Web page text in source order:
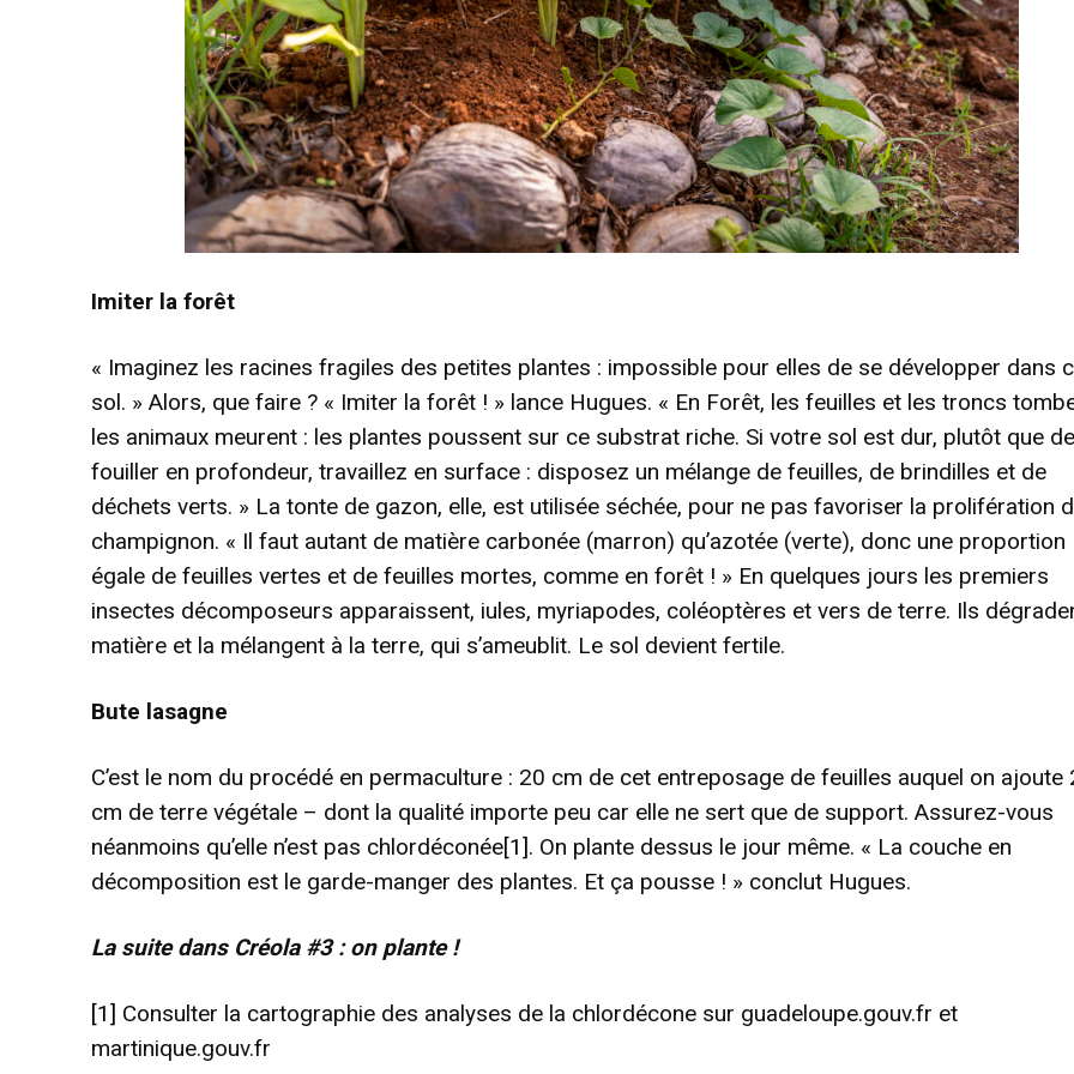
Imiter la forêt
« Imaginez les racines fragiles des petites plantes : impossible pour elles de se développer dans
sol. » Alors, que faire ? « Imiter la forêt ! » lance Hugues. « En Forêt, les feuilles et les troncs
les animaux meurent : les plantes poussent sur ce substrat riche. Si votre sol est dur, plutôt que de
fouiller en profondeur, travaillez en surface : disposez un mélange de feuilles, de brindilles et de
déchets verts. » La tonte de gazon, elle, est utilisée séchée, pour ne pas favoriser la prolifération
champignon. « Il faut autant de matière carbonée (marron) qu’azotée (verte), donc une proportion
égale de feuilles vertes et de feuilles mortes, comme en forêt ! » En quelques jours les premiers
insectes décomposeurs apparaissent, iules, myriapodes, coléoptères et vers de terre. Ils
matière et la mélangent à la terre, qui s’ameublit. Le sol devient fertile.
Bute lasagne
C’est le nom du procédé en permaculture : 20 cm de cet entreposage de feuilles auquel on ajoute
cm de terre végétale – dont la qualité importe peu car elle ne sert que de support. Assurez-vous
néanmoins qu’elle n’est pas chlordéconée[1]. On plante dessus le jour même. « La couche en
décomposition est le garde-manger des plantes. Et ça pousse ! » conclut Hugues.
La suite dans Créola #3 : on plante !
[1] Consulter la cartographie des analyses de la chlordécone sur guadeloupe.gouv.fr et
martinique.gouv.fr